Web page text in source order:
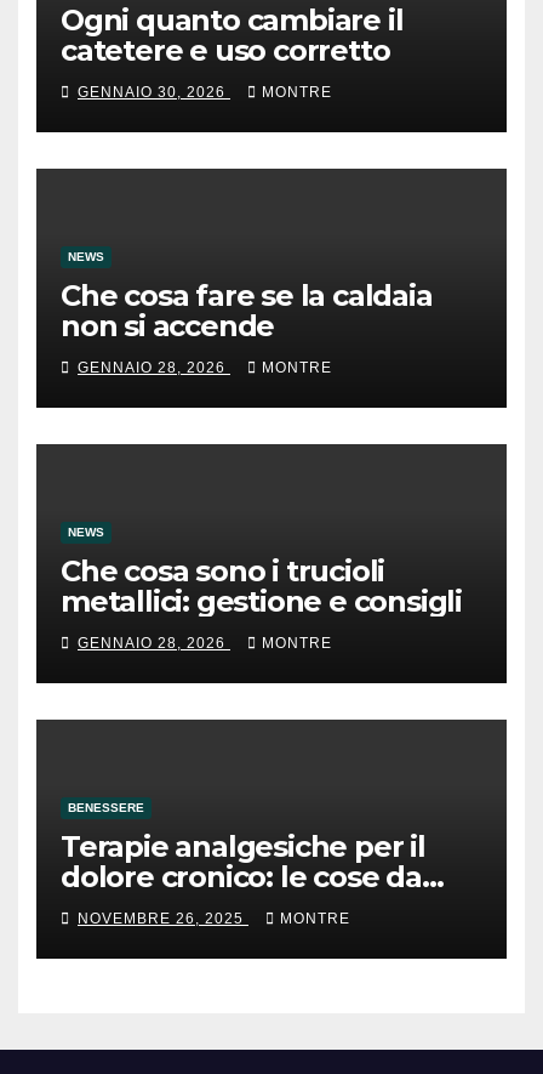
Ogni quanto cambiare il
catetere e uso corretto
GENNAIO 30, 2026 MONTRE
NEWS
Che cosa fare se la caldaia
non si accende
GENNAIO 28, 2026 MONTRE
NEWS
Che cosa sono i trucioli
metallici: gestione e consigli
GENNAIO 28, 2026 MONTRE
BENESSERE
Terapie analgesiche per il
dolore cronico: le cose da
sapere
NOVEMBRE 26, 2025 MONTRE